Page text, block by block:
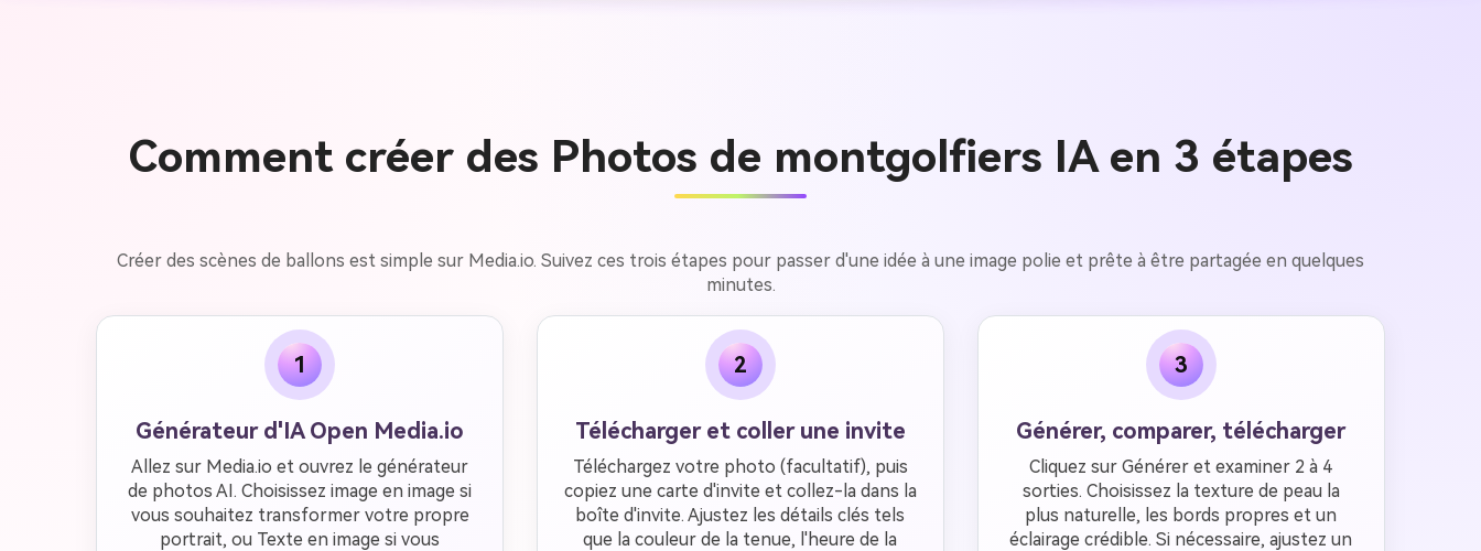
Comment créer des Photos de montgolfiers IA en 3 étapes
Créer des scènes de ballons est simple sur Media.io. Suivez ces trois étapes pour passer d'une idée à une image polie et prête à être partagée en quelques
minutes.
1
Générateur d'IA Open Media.io
Allez sur Media.io et ouvrez le générateur
de photos AI. Choisissez image en image si
vous souhaitez transformer votre propre
portrait, ou Texte en image si vous
2
Télécharger et coller une invite
Téléchargez votre photo (facultatif), puis
copiez une carte d'invite et collez-la dans la
boîte d'invite. Ajustez les détails clés tels
que la couleur de la tenue, l'heure de la
3
Générer, comparer, télécharger
Cliquez sur Générer et examiner 2 à 4
sorties. Choisissez la texture de peau la
plus naturelle, les bords propres et un
éclairage crédible. Si nécessaire, ajustez un